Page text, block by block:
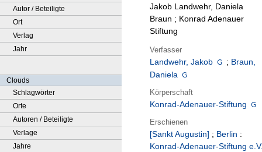
Autor / Beteiligte
Ort
Verlag
Jahr
Clouds
Schlagwörter
Orte
Autoren / Beteiligte
Verlage
Jahre
Jakob Landwehr, Daniela
Braun ; Konrad Adenauer
Stiftung
Verfasser
Landwehr, Jakob ; Braun,
Daniela
Körperschaft
Konrad-Adenauer-Stiftung
Erschienen
[Sankt Augustin] ; Berlin :
Konrad-Adenauer-Stiftung